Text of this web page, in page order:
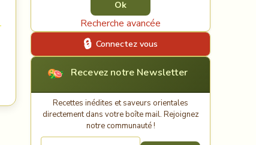
Recherche avancée
Connectez vous
Recevez notre Newsletter
Recettes inédites et saveurs orientales
directement dans votre boîte mail. Rejoignez
notre communauté !